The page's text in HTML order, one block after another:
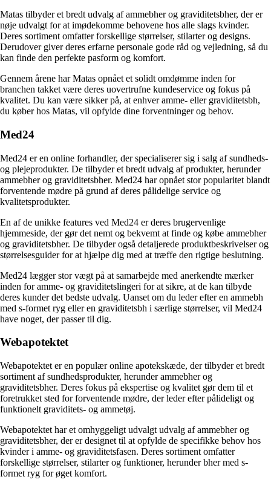
Matas tilbyder et bredt udvalg af ammebher og graviditetsbher, der er
nøje udvalgt for at imødekomme behovene hos alle slags kvinder.
Deres sortiment omfatter forskellige størrelser, stilarter og designs.
Derudover giver deres erfarne personale gode råd og vejledning, så du
kan finde den perfekte pasform og komfort.
Gennem årene har Matas opnået et solidt omdømme inden for
branchen takket være deres uovertrufne kundeservice og fokus på
kvalitet. Du kan være sikker på, at enhver amme- eller graviditetsbh,
du køber hos Matas, vil opfylde dine forventninger og behov.
Med24
Med24 er en online forhandler, der specialiserer sig i salg af sundheds-
og plejeprodukter. De tilbyder et bredt udvalg af produkter, herunder
ammebher og graviditetsbher. Med24 har opnået stor popularitet blandt
forventende mødre på grund af deres pålidelige service og
kvalitetsprodukter.
En af de unikke features ved Med24 er deres brugervenlige
hjemmeside, der gør det nemt og bekvemt at finde og købe ammebher
og graviditetsbher. De tilbyder også detaljerede produktbeskrivelser og
størrelsesguider for at hjælpe dig med at træffe den rigtige beslutning.
Med24 lægger stor vægt på at samarbejde med anerkendte mærker
inden for amme- og graviditetslingeri for at sikre, at de kan tilbyde
deres kunder det bedste udvalg. Uanset om du leder efter en ammebh
med s-formet ryg eller en graviditetsbh i særlige størrelser, vil Med24
have noget, der passer til dig.
Webapotektet
Webapotektet er en populær online apotekskæde, der tilbyder et bredt
sortiment af sundhedsprodukter, herunder ammebher og
graviditetsbher. Deres fokus på ekspertise og kvalitet gør dem til et
foretrukket sted for forventende mødre, der leder efter pålideligt og
funktionelt graviditets- og ammetøj.
Webapotektet har et omhyggeligt udvalgt udvalg af ammebher og
graviditetsbher, der er designet til at opfylde de specifikke behov hos
kvinder i amme- og graviditetsfasen. Deres sortiment omfatter
forskellige størrelser, stilarter og funktioner, herunder bher med s-
formet ryg for øget komfort.